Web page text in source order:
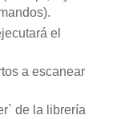
el
a escanear
de la librería